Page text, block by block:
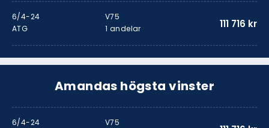
6/4-24
ATG
V75
1 andelar
111 716 kr
Amandas högsta vinster
6/4-24 V75